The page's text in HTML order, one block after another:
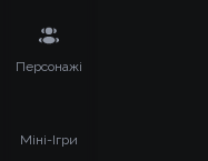
Персонажі
Міні-Ігри